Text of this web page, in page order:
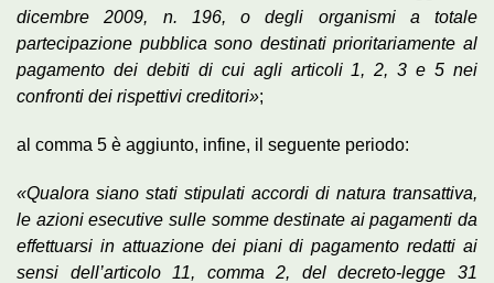
dicembre 2009, n. 196, o degli organismi a totale
partecipazione pubblica sono destinati prioritariamente al
pagamento dei debiti di cui agli articoli 1, 2, 3 e 5 nei
confronti dei rispettivi creditori»;
al comma 5 è aggiunto, infine, il seguente periodo:
«Qualora siano stati stipulati accordi di natura transattiva,
le azioni esecutive sulle somme destinate ai pagamenti da
effettuarsi in attuazione dei piani di pagamento redatti ai
sensi dell’articolo 11, comma 2, del decreto-legge 31